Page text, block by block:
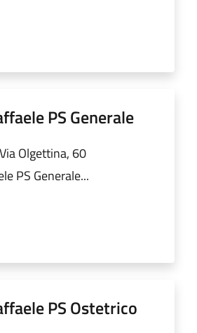
PS Generale
Via Olgettina, 60
PS Generale...
PS Ostetrico